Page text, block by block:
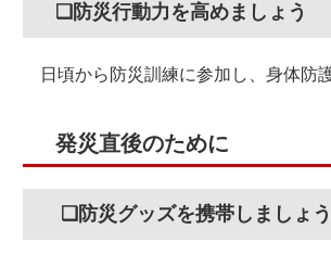
❏防災行動力を高めましょう
日頃から防災訓練に参加し、身体防
発災直後のために
❏防災グッズを携帯しましょう